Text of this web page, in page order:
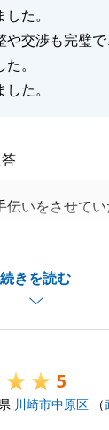
た。
や交渉も完璧
。
た。
続きを読む
伝いをさせて
。
合わせていただ
いいたします。
5
川崎市中原区 （